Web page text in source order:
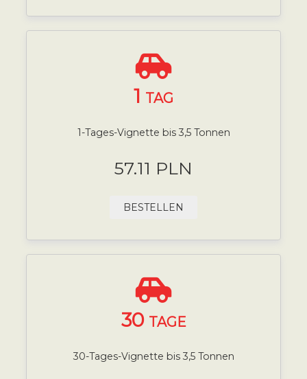
1 TAG
1-Tages-Vignette bis 3,5 Tonnen
57.11 PLN
BESTELLEN
30 TAGE
30-Tages-Vignette bis 3,5 Tonnen